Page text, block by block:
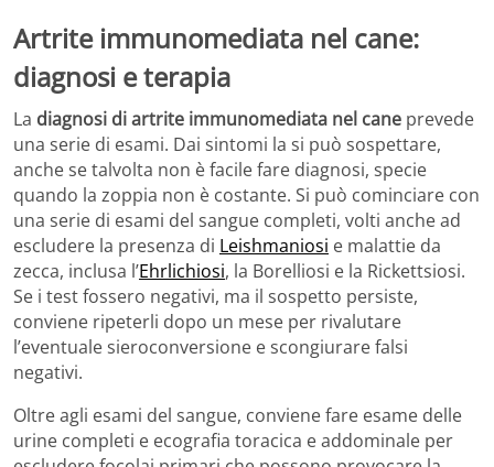
Artrite immunomediata nel cane:
diagnosi e terapia
La diagnosi di artrite immunomediata nel cane prevede
una serie di esami. Dai sintomi la si può sospettare,
anche se talvolta non è facile fare diagnosi, specie
quando la zoppia non è costante. Si può cominciare con
una serie di esami del sangue completi, volti anche ad
escludere la presenza di Leishmaniosi e malattie da
zecca, inclusa l’Ehrlichiosi, la Borelliosi e la Rickettsiosi.
Se i test fossero negativi, ma il sospetto persiste,
conviene ripeterli dopo un mese per rivalutare
l’eventuale sieroconversione e scongiurare falsi
negativi.
Oltre agli esami del sangue, conviene fare esame delle
urine completi e ecografia toracica e addominale per